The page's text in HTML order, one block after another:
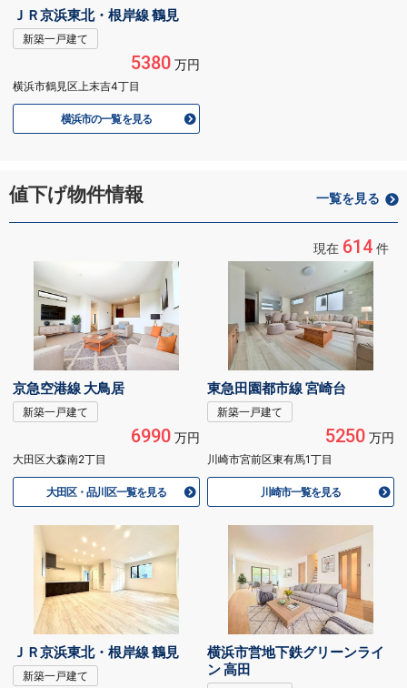
ＪＲ京浜東北・根岸線 鶴見
新築一戸建て
5380万円
横浜市鶴見区上末吉4丁目
横浜市の一覧を見る
値下げ物件情報 一覧を見る
現在 614 件
京急空港線 大鳥居
新築一戸建て
6990万円
大田区大森南2丁目
大田区・品川区一覧を見る
東急田園都市線 宮崎台
新築一戸建て
5250万円
川崎市宮前区東有馬1丁目
川崎市一覧を見る
ＪＲ京浜東北・根岸線 鶴見
新築一戸建て
横浜市営地下鉄グリーンライ
ン 高田